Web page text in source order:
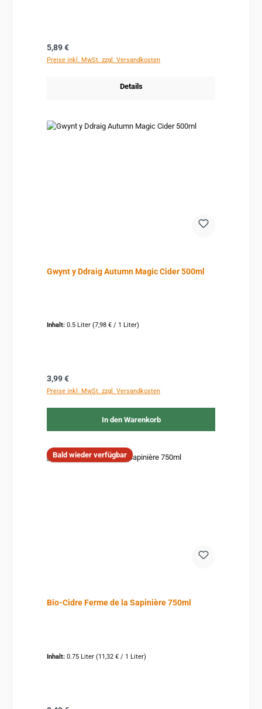
Regulärer Preis:
5,89 €
Preise inkl. MwSt. zzgl. Versandkosten
Details
Gwynt y Ddraig Autumn Magic Cider 500ml
Inhalt: 0.5 Liter (7,98 € / 1 Liter)
Regulärer Preis:
3,99 €
Preise inkl. MwSt. zzgl. Versandkosten
In den Warenkorb
Bald wieder verfügbar
Bio-Cidre Ferme de la Sapinière 750ml
Inhalt: 0.75 Liter (11,32 € / 1 Liter)